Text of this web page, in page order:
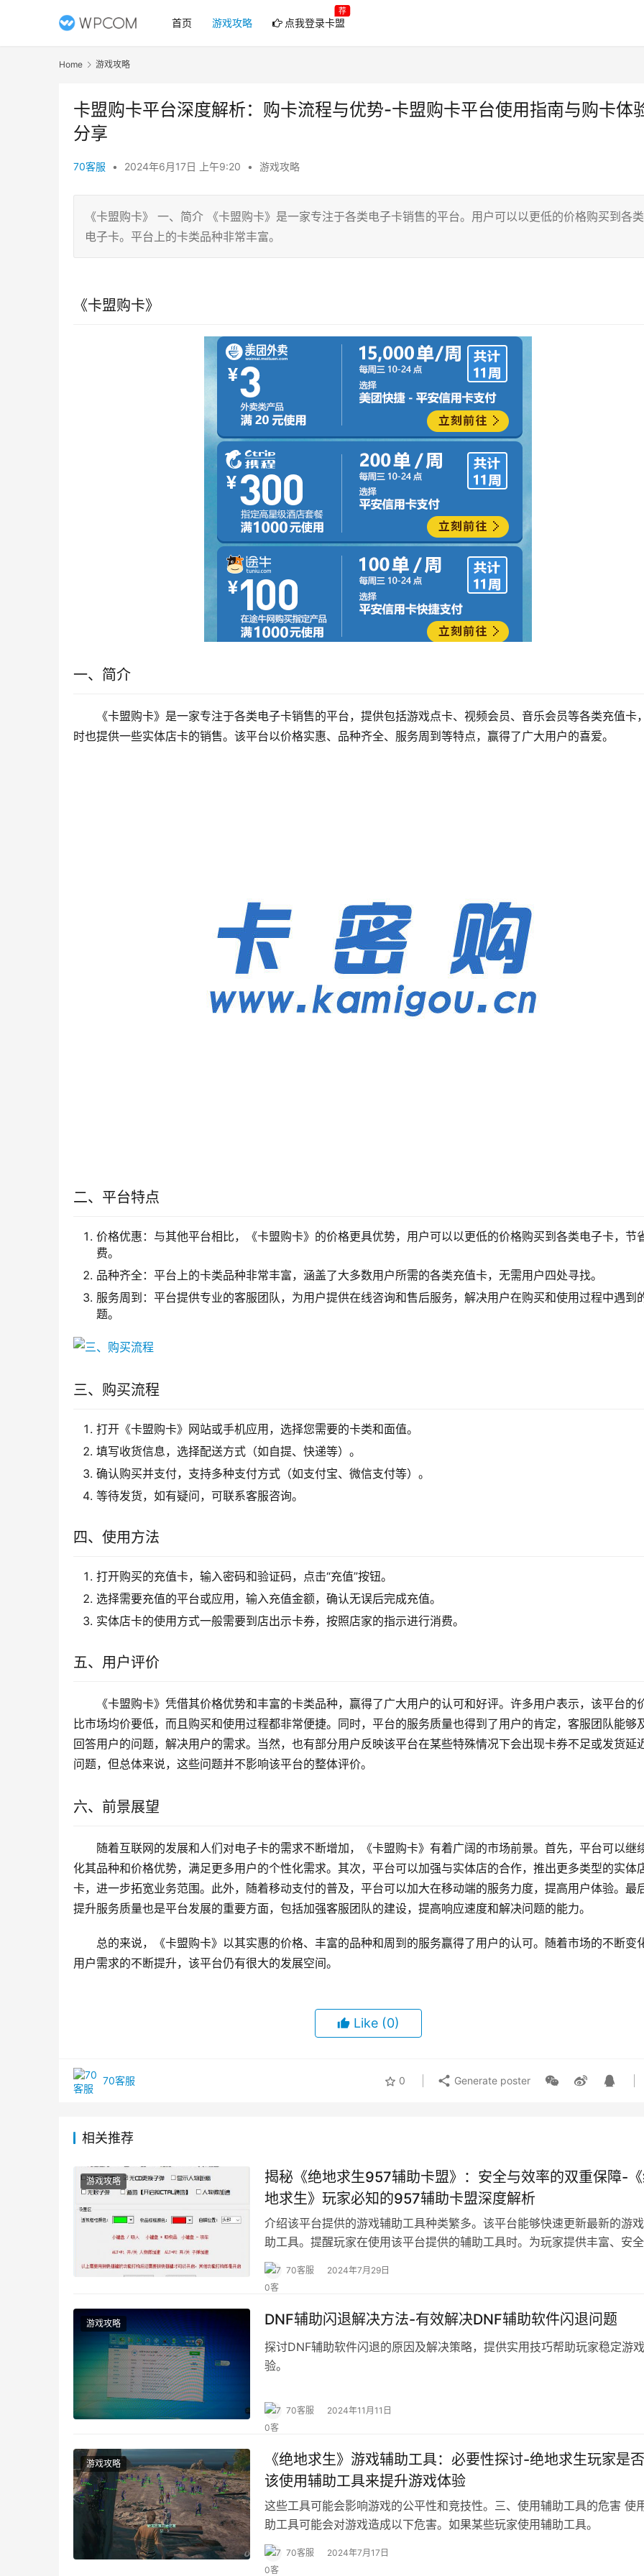
首页 游戏攻略 点我登录卡盟
荐
Home 游戏攻略
卡盟购卡平台深度解析：购卡流程与优势-卡盟购卡平台使用指南与购卡体
分享
70客服 • 2024年6月17日 上午9:20 • 游戏攻略
《卡盟购卡》 一、简介 《卡盟购卡》是一家专注于各类电子卡销售的平台。用户可以以更低的价格购买到各类
电子卡。平台上的卡类品种非常丰富。
《卡盟购卡》
一、简介
《卡盟购卡》是一家专注于各类电子卡销售的平台，提供包括游戏点卡、视频会员、音乐会员等各类充值卡
时也提供一些实体店卡的销售。该平台以价格实惠、品种齐全、服务周到等特点，赢得了广大用户的喜爱。
二、平台特点
价格优惠：与其他平台相比，《卡盟购卡》的价格更具优势，用户可以以更低的价格购买到各类电子卡，节
费。
品种齐全：平台上的卡类品种非常丰富，涵盖了大多数用户所需的各类充值卡，无需用户四处寻找。
服务周到：平台提供专业的客服团队，为用户提供在线咨询和售后服务，解决用户在购买和使用过程中遇到
题。
三、购买流程
打开《卡盟购卡》网站或手机应用，选择您需要的卡类和面值。
填写收货信息，选择配送方式（如自提、快递等）。
确认购买并支付，支持多种支付方式（如支付宝、微信支付等）。
等待发货，如有疑问，可联系客服咨询。
四、使用方法
打开购买的充值卡，输入密码和验证码，点击“充值”按钮。
选择需要充值的平台或应用，输入充值金额，确认无误后完成充值。
实体店卡的使用方式一般需要到店出示卡券，按照店家的指示进行消费。
五、用户评价
《卡盟购卡》凭借其价格优势和丰富的卡类品种，赢得了广大用户的认可和好评。许多用户表示，该平台的
比市场均价要低，而且购买和使用过程都非常便捷。同时，平台的服务质量也得到了用户的肯定，客服团队能够
回答用户的问题，解决用户的需求。当然，也有部分用户反映该平台在某些特殊情况下会出现卡券不足或发货延
问题，但总体来说，这些问题并不影响该平台的整体评价。
六、前景展望
随着互联网的发展和人们对电子卡的需求不断增加，《卡盟购卡》有着广阔的市场前景。首先，平台可以继
化其品种和价格优势，满足更多用户的个性化需求。其次，平台可以加强与实体店的合作，推出更多类型的实体
卡，进一步拓宽业务范围。此外，随着移动支付的普及，平台可以加大在移动端的服务力度，提高用户体验。最后
提升服务质量也是平台发展的重要方面，包括加强客服团队的建设，提高响应速度和解决问题的能力。
总的来说，《卡盟购卡》以其实惠的价格、丰富的品种和周到的服务赢得了用户的认可。随着市场的不断变
用户需求的不断提升，该平台仍有很大的发展空间。
Like (0)
70客服 0 Generate poster
相关推荐
游戏攻略
揭秘《绝地求生957辅助卡盟》：安全与效率的双重保障-
地求生》玩家必知的957辅助卡盟深度解析
介绍该平台提供的游戏辅助工具种类繁多。该平台能够快速更新最新的游
助工具。提醒玩家在使用该平台提供的辅助工具时。为玩家提供丰富、安全
可靠的游戏辅助工具。
70客服 2024年7月29日
游戏攻略 DNF辅助闪退解决方法-有效解决DNF辅助软件闪退问题
探讨DNF辅助软件闪退的原因及解决策略，提供实用技巧帮助玩家稳定游
验。
70客服 2024年11月11日
游戏攻略
《绝地求生》游戏辅助工具：必要性探讨-绝地求生玩家是
该使用辅助工具来提升游戏体验
这些工具可能会影响游戏的公平性和竞技性。三、使用辅助工具的危害 使
助工具可能会对游戏造成以下危害。如果某些玩家使用辅助工具。
70客服 2024年7月17日